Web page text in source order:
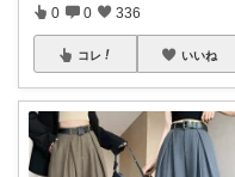
0 0 336
コレ いいね